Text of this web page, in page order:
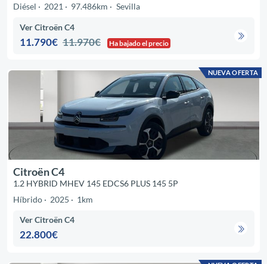
Diésel
2021 97.486km Sevilla
Ver Citroën C4
11.790€ 11.970€ Ha bajado el precio
NUEVA OFERTA
Citroën C4
1.2 HYBRID MHEV 145 EDCS6 PLUS 145 5P
Híbrido
2025 1km
Ver Citroën C4
22.800€